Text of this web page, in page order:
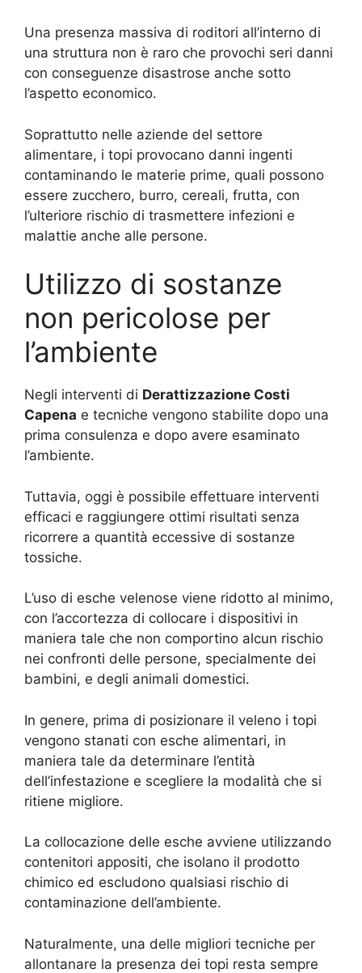
Una presenza massiva di roditori all’interno di
una struttura non è raro che provochi seri danni
con conseguenze disastrose anche sotto
l’aspetto economico.
Soprattutto nelle aziende del settore
alimentare, i topi provocano danni ingenti
contaminando le materie prime, quali possono
essere zucchero, burro, cereali, frutta, con
l’ulteriore rischio di trasmettere infezioni e
malattie anche alle persone.
Utilizzo di sostanze
non pericolose per
l’ambiente
Negli interventi di Derattizzazione Costi
Capena e tecniche vengono stabilite dopo una
prima consulenza e dopo avere esaminato
l’ambiente.
Tuttavia, oggi è possibile effettuare interventi
efficaci e raggiungere ottimi risultati senza
ricorrere a quantità eccessive di sostanze
tossiche.
L’uso di esche velenose viene ridotto al minimo,
con l’accortezza di collocare i dispositivi in
maniera tale che non comportino alcun rischio
nei confronti delle persone, specialmente dei
bambini, e degli animali domestici.
In genere, prima di posizionare il veleno i topi
vengono stanati con esche alimentari, in
maniera tale da determinare l’entità
dell’infestazione e scegliere la modalità che si
ritiene migliore.
La collocazione delle esche avviene utilizzando
contenitori appositi, che isolano il prodotto
chimico ed escludono qualsiasi rischio di
contaminazione dell’ambiente.
Naturalmente, una delle migliori tecniche per
allontanare la presenza dei topi resta sempre